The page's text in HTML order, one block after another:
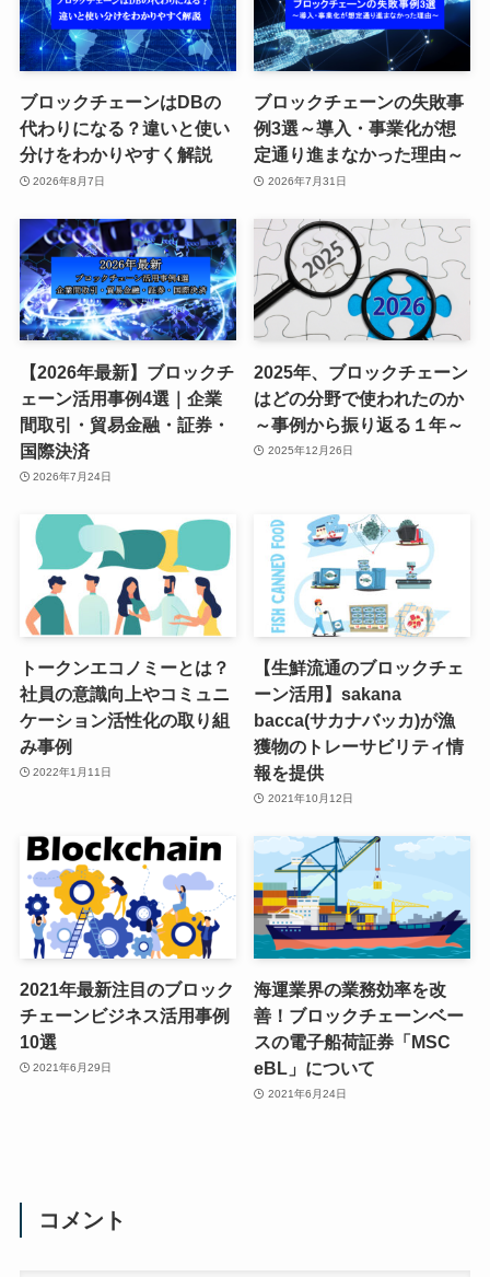
ブロックチェーンはDBの
代わりになる？違いと使い
分けをわかりやすく解説
2026年8月7日
ブロックチェーンの失敗事
例3選～導入・事業化が想
定通り進まなかった理由～
2026年7月31日
【2026年最新】ブロックチ
ェーン活用事例4選｜企業
間取引・貿易金融・証券・
国際決済
2026年7月24日
2025年、ブロックチェーン
はどの分野で使われたのか
～事例から振り返る１年～
2025年12月26日
トークンエコノミーとは？
社員の意識向上やコミュニ
ケーション活性化の取り組
み事例
2022年1月11日
【生鮮流通のブロックチェ
ーン活用】sakana
bacca(サカナバッカ)が漁
獲物のトレーサビリティ情
報を提供
2021年10月12日
2021年最新注目のブロック
チェーンビジネス活用事例
10選
2021年6月29日
海運業界の業務効率を改
善！ブロックチェーンベー
スの電子船荷証券「MSC
eBL」について
2021年6月24日
コメント